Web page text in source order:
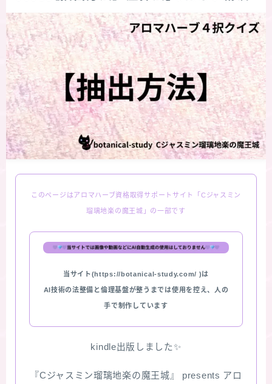
お問い合わせ
サイトマップ
このページはアロマハーブ資格取得サポートサイト「Cジャスミン
瑠璃地楽の魔王城」の一部です
当サイト(https://botanical-study.com/ )は
AI技術の法整備と倫理基盤が整うまでは使用を控え、人の
手で制作しています
kindle出版しました✨
『Cジャスミン瑠璃地楽の魔王城』 presents アロ